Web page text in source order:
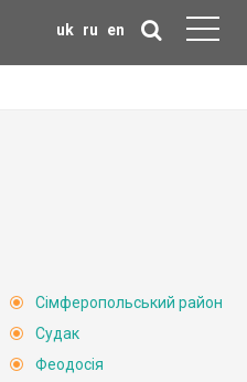
uk ru en
Сімферопольський район
Судак
Феодосія